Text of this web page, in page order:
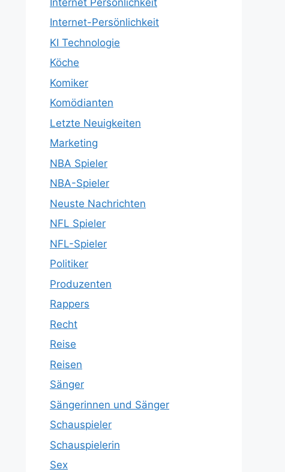
Internet-Persönlichkeit
KI Technologie
Köche
Komiker
Komödianten
Letzte Neuigkeiten
Marketing
NBA Spieler
NBA-Spieler
Neuste Nachrichten
NFL Spieler
NFL-Spieler
Politiker
Produzenten
Rappers
Recht
Reise
Reisen
Sänger
Sängerinnen und Sänger
Schauspieler
Schauspielerin
Sex